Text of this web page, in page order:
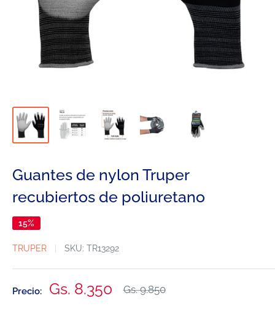
Guantes de nylon Truper
recubiertos de poliuretano
15%
TRUPER SKU: TR13292
Precio:
Precio
Gs. 8.350
Precio
Gs. 9.850